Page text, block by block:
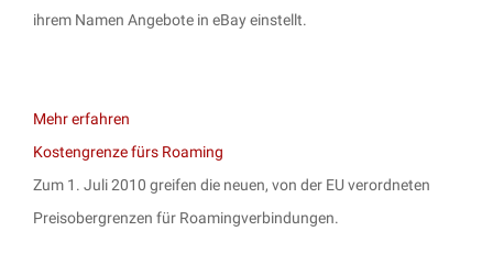
ihrem Namen Angebote in eBay einstellt.
Mehr erfahren
Kostengrenze fürs Roaming
Zum 1. Juli 2010 greifen die neuen, von der EU verordneten
Preisobergrenzen für Roamingverbindungen.